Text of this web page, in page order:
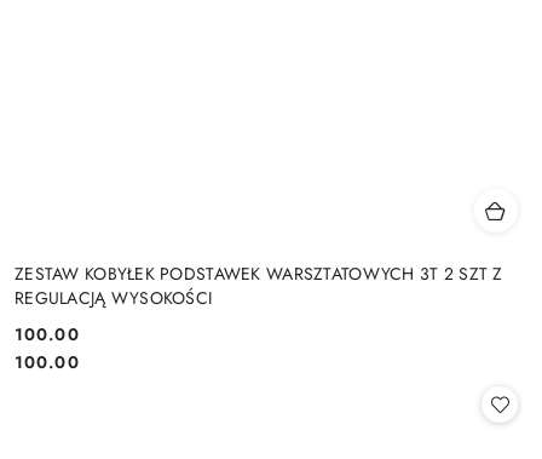
ZESTAW KOBYŁEK PODSTAWEK WARSZTATOWYCH 3T 2 SZT Z
REGULACJĄ WYSOKOŚCI
Cena:
100.00
Cena:
100.00